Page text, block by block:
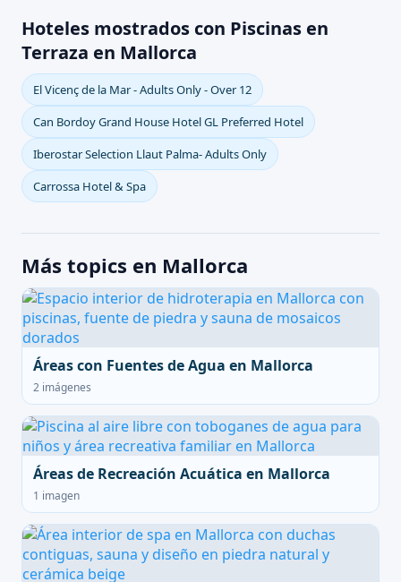
Hoteles mostrados con Piscinas en
Terraza en Mallorca
El Vicenç de la Mar - Adults Only - Over 12
Can Bordoy Grand House Hotel GL Preferred Hotel
Iberostar Selection Llaut Palma- Adults Only
Carrossa Hotel & Spa
Más topics en Mallorca
Áreas con Fuentes de Agua en Mallorca
2 imágenes
Áreas de Recreación Acuática en Mallorca
1 imagen